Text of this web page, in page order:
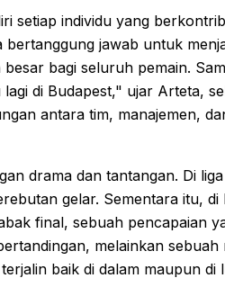
setiap individu yang
jawab untuk
bagi seluruh pemain.
di Budapest," ujar Arteta,
antara tim, manajemen,
drama dan tantangan. Di
gelar. Sementara itu,
final, sebuah pencapaian
melainkan sebuah
baik di dalam maupun di